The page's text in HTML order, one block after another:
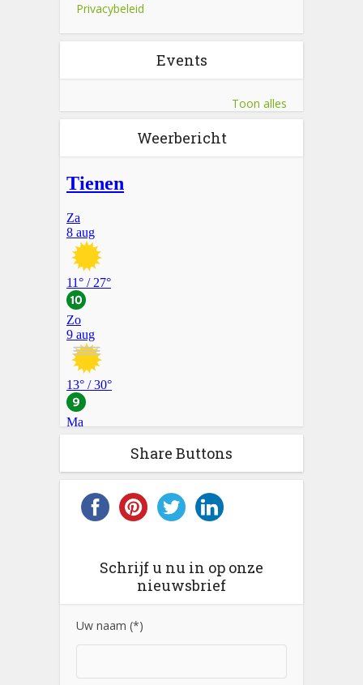
Privacybeleid
Events
Toon alles
Weerbericht
Share Buttons
Schrijf u nu in op onze
nieuwsbrief
Uw naam (*)